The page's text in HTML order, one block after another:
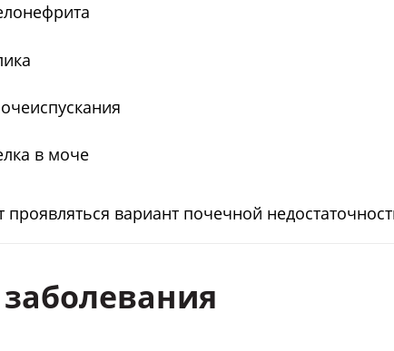
в моче
вариант почечной